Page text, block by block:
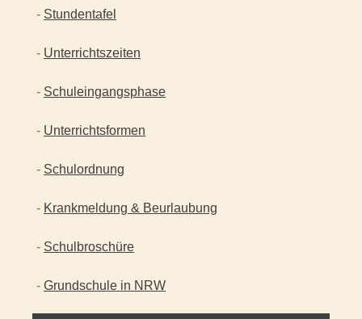
- Stundentafel
- Unterrichtszeiten
- Schuleingangsphase
- Unterrichtsformen
- Schulordnung
- Krankmeldung & Beurlaubung
- Schulbroschüre
- Grundschule in NRW